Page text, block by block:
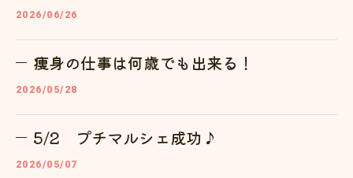
2026/06/26
痩身の仕事は何歳でも出来る！
2026/05/28
5/2 プチマルシェ成功♪
2026/05/07